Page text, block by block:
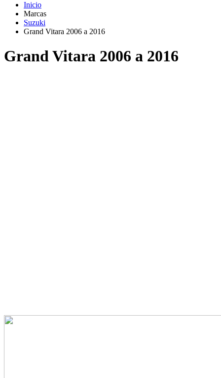
Inicio
Marcas
Suzuki
Grand Vitara 2006 a 2016
Grand Vitara 2006 a 2016